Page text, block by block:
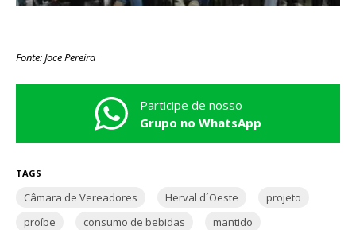
Fonte: Joce Pereira
Participe de nosso
Grupo no WhatsApp
TAGS
Câmara de Vereadores Herval d´Oeste
projeto
proíbe
consumo de bebidas mantido